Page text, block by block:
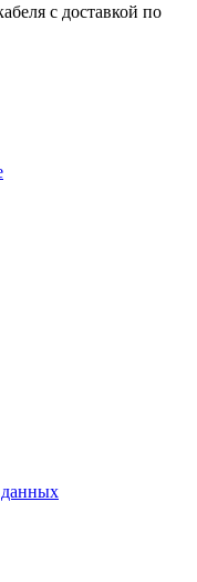
с доставкой по
данных